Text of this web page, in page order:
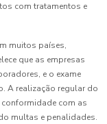
com tratamentos e
muitos países,
que as empresas
e o exame
A realização regular do
conformidade com as
multas e penalidades.